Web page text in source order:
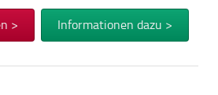
> Informationen dazu >